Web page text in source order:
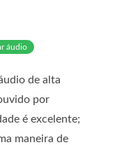
áudio
de alta
por
é excelente;
maneira de